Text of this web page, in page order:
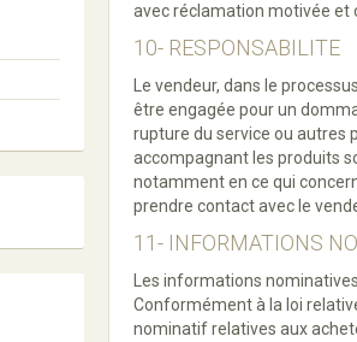
avec réclamation motivée et
10- RESPONSABILITE
Le vendeur, dans le
être engagée pour un
rupture du service ou autres
accompagnant les produits
notamment en ce qui
prendre contact avec le
11- INFORMATIONS
Les informations
Conformément à la loi
nominatif relatives aux